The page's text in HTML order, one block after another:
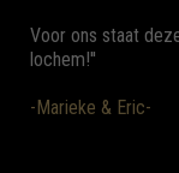
Voor ons staat
lochem!''
-Marieke & Eric-